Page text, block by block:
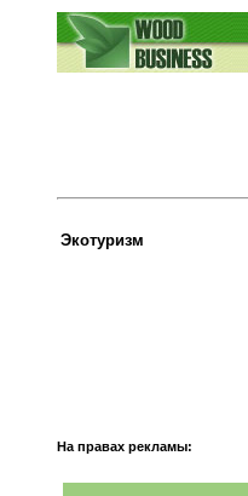
Экотуризм
На правах рекламы: